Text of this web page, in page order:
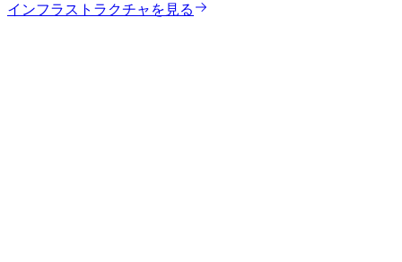
インフラストラクチャを見る